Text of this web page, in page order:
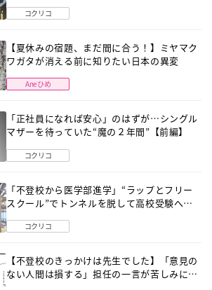
コクリコ
【夏休みの宿題、まだ間に合う！】ミヤマク
ワガタが消える前に知りたい日本の異変
Aneひめ
「正社員になれば安心」のはずが…シングル
マザーを待っていた“魔の２年間”【前編】
コクリコ
「不登校から医学部進学」“ラップとフリー
スクール”でトンネルを脱して高校受験へ
コクリコ
【不登校のきっかけは先生でした】「意見の
ない人間は損する」担任の一言が苦しみに…